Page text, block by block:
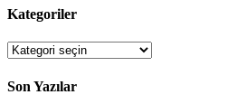
Kategoriler
Kategoriler
Son Yazılar